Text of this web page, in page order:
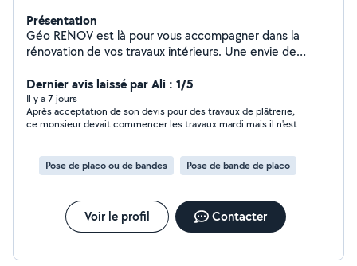
Présentation
Géo RENOV est là pour vous accompagner dans la
rénovation de vos travaux intérieurs. Une envie de
toutes vos idées de rénovations. N'hésitez pas à me
contacter.
Dernier avis laissé par Ali : 1/5
Il y a 7 jours
Après acceptation de son devis pour des travaux de plâtrerie,
ce monsieur devait commencer les travaux mardi mais il n'est
celle de ne pas respecter ses engagements alors si vous avez
du temps à perdre contactez le !!!!! même si je pouvais enlever
Pose de placo ou de bandes Pose de bande de placo
Voir le profil Contacter